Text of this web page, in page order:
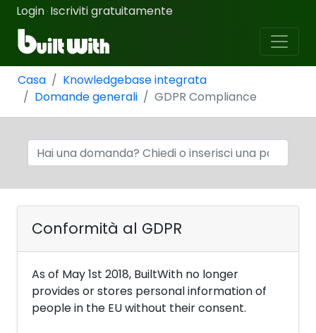
Login · Iscriviti gratuitamente
Casa
Knowledgebase integrata
Domande generali
GDPR Compliance
Conformità al GDPR
As of May 1st 2018, BuiltWith no longer
provides or stores personal information of
people in the EU without their consent.